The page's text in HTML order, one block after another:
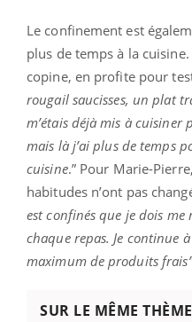
Le confinement est
plus de temps à la
copine, en profite pour
rougail saucisses, un plat
m’étais déjà mis à
mais là j’ai plus de temps
cuisine.” Pour Marie-
habitudes n’ont pas
est confinés que je dois me
chaque repas. Je continue
maximum de produits frais”
SUR LE MÊME THÈME